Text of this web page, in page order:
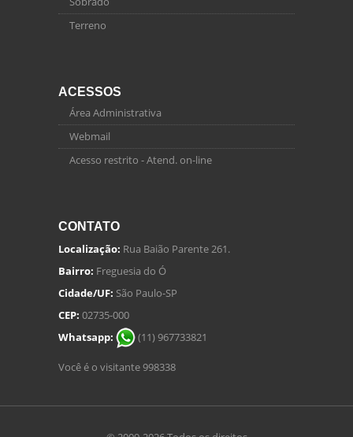
Terreno
ACESSOS
Área Administrativa
Webmail
Acesso restrito - Atend. on-line
CONTATO
Localização: Rua Baião Parente 261.
Bairro: Freguesia do Ó
Cidade/UF: São Paulo-SP
CEP: 02735-000
Whatsapp:
(11) 967733821
Você é o visitante 998338